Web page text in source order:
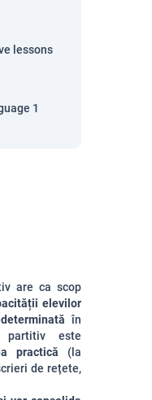
lessons
1
are ca scop
elevilor
în
partitiv este
practică (la
de rețete,